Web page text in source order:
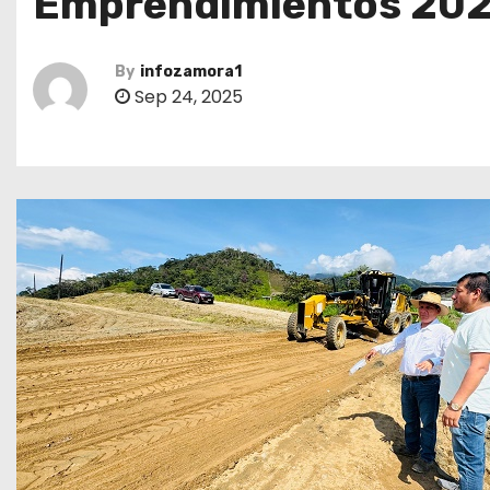
By infozamora1
Sep 24, 2025